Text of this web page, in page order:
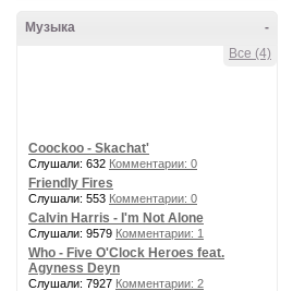
-
Музыка
Все (4)
Coockoo - Skachat'
Слушали: 632 Комментарии: 0
Friendly Fires
Слушали: 553 Комментарии: 0
Calvin Harris - I'm Not Alone
Слушали: 9579 Комментарии: 1
Who - Five O'Clock Heroes feat.
Agyness Deyn
Слушали: 7927 Комментарии: 2